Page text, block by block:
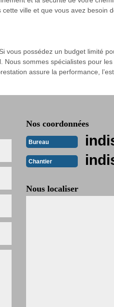
ville et que vous avez besoin
possédez un budget limité
sommes spécialistes pour
assure la performance,
Nos coordonnées
Bureau
Chantier
Nous localiser